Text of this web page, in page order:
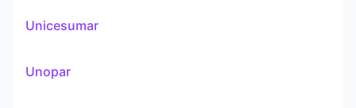
Unicesumar
Unopar